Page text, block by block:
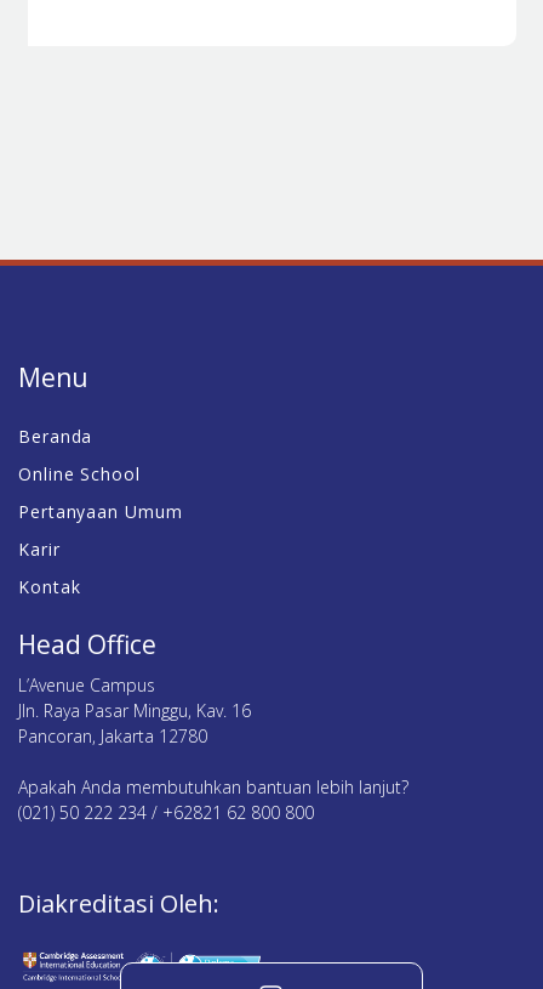
Menu
Beranda
Online School
Pertanyaan Umum
Karir
Kontak
Head Office
L’Avenue Campus
Jln. Raya Pasar Minggu, Kav. 16
Pancoran, Jakarta 12780
Apakah Anda membutuhkan bantuan lebih lanjut?
(021) 50 222 234 / +62821 62 800 800
Diakreditasi Oleh: